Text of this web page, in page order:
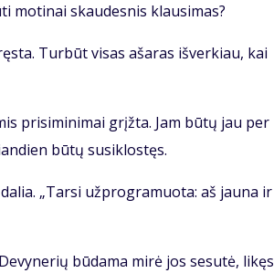
mo­ti­nai skau­des­nis klau­si­mas?
Tur­būt vi­sas aša­ras iš­ver­kiau, kai
pri­si­mi­ni­mai grįž­ta. Jam bū­tų jau per
bū­tų su­si­klos­tęs.
„Tar­si už­prog­ra­muo­ta: aš jau­na ir
bū­da­ma mi­rė jos se­su­tė, li­kęs